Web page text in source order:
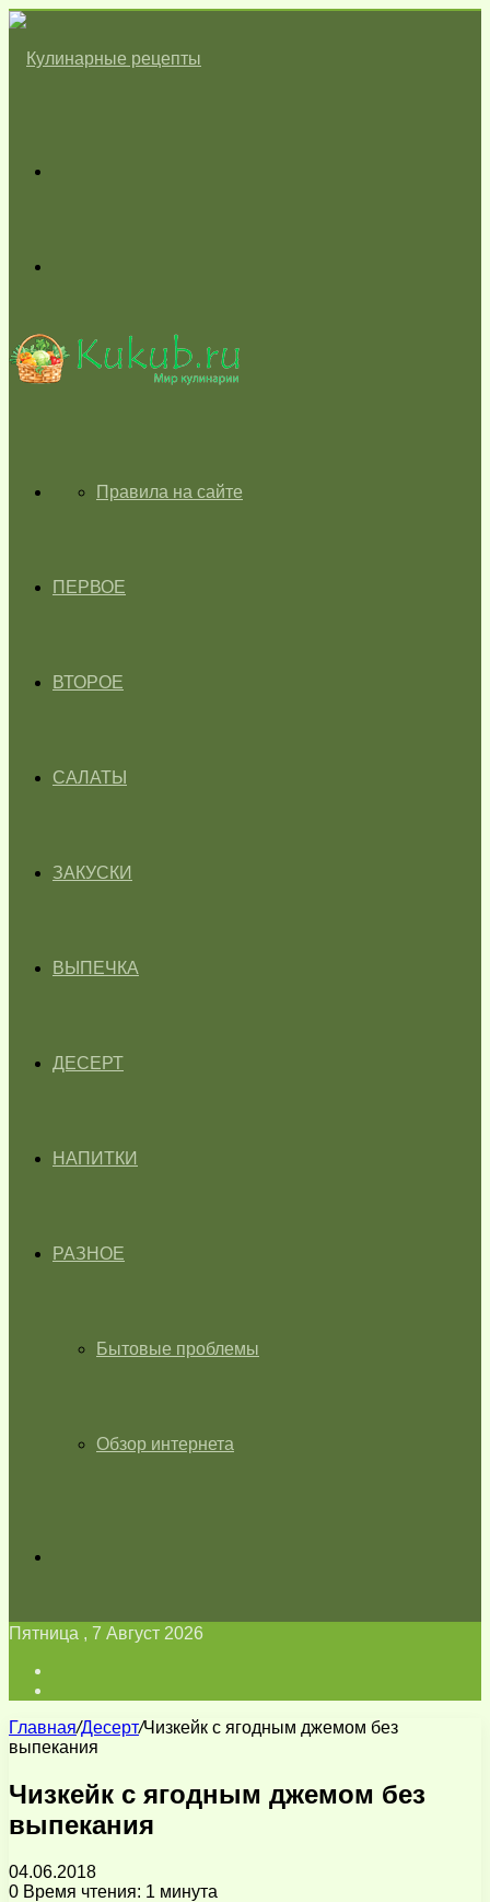
skin
ГЛАВНАЯПравила на сайте
ПЕРВОЕ
ВТОРОЕ
САЛАТЫ
ЗАКУСКИ
ВЫПЕЧКА
ДЕСЕРТ
НАПИТКИ
РАЗНОЕ
Бытовые проблемы
Обзор интернета
Пятница , 7 Август 2026
Главная/Десерт/Чизкейк с ягодным джемом без
выпекания
Чизкейк с ягодным джемом без
выпекания
04.06.2018
0 Время чтения: 1 минута